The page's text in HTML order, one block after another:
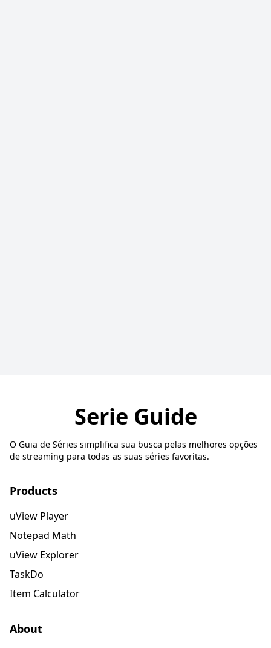
Serie Guide
O Guia de Séries simplifica sua busca pelas melhores opções
de streaming para todas as suas séries favoritas.
Products
uView Player
Notepad Math
uView Explorer
TaskDo
Item Calculator
About